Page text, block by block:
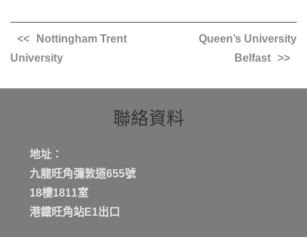
Nottingham Trent
University
Queen’s University
Belfast
聯絡資料
地址：
九龍旺角彌敦道655號
18樓1811室
港鐡旺角站E1出口